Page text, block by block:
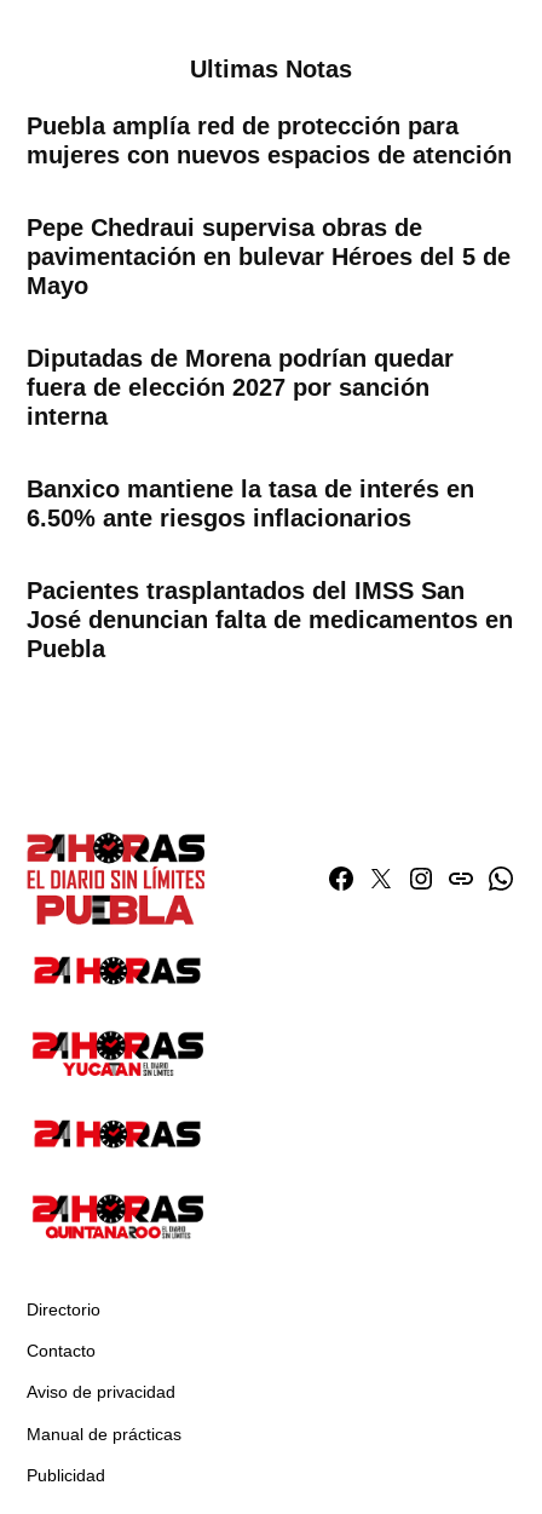
Ultimas Notas
Puebla amplía red de protección para
mujeres con nuevos espacios de atención
Pepe Chedraui supervisa obras de
pavimentación en bulevar Héroes del 5 de
Mayo
Diputadas de Morena podrían quedar
fuera de elección 2027 por sanción
interna
Banxico mantiene la tasa de interés en
6.50% ante riesgos inflacionarios
Pacientes trasplantados del IMSS San
José denuncian falta de medicamentos en
Puebla
Facebook
TwitterInstagram
issuu
Directorio
Contacto
Aviso de privacidad
Manual de prácticas
Publicidad